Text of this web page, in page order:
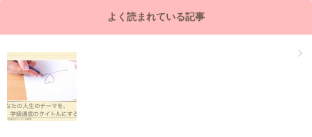
よく読まれている記事